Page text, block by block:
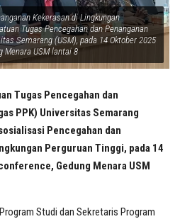
Kekerasan di Lingkungan
Tugas Pencegahan dan Penanganan
Semarang (USM), pada 14 Oktober 2025
Menara USM lantai 8
Tugas Pencegahan dan
PPK) Universitas Semarang
Pencegahan dan
Perguruan Tinggi, pada 14
Gedung Menara USM
Studi dan Sekretaris Program